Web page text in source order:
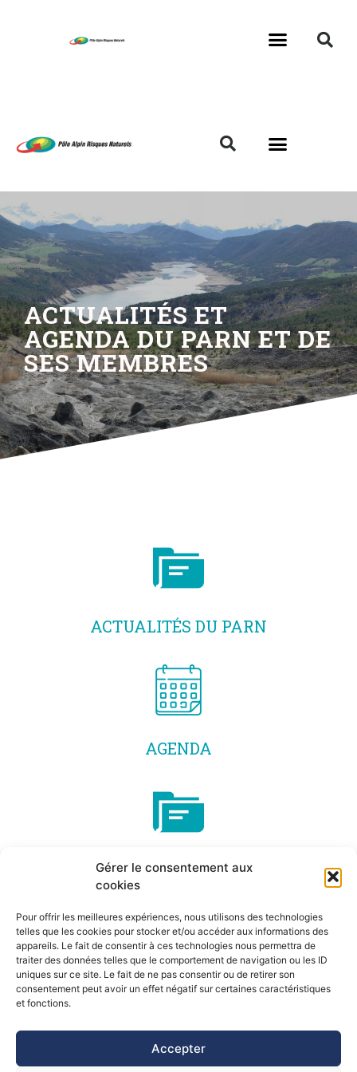
Gérer le consentement aux
cookies
Pour offrir les meilleures expériences, nous utilisons des technologies
telles que les cookies pour stocker et/ou accéder aux informations des
appareils. Le fait de consentir à ces technologies nous permettra de
traiter des données telles que le comportement de navigation ou les ID
uniques sur ce site. Le fait de ne pas consentir ou de retirer son
consentement peut avoir un effet négatif sur certaines caractéristiques
et fonctions.
Accepter
ACTUALITÉS ET
AGENDA DU PARN ET DE
SES MEMBRES
ACTUALITÉS DU PARN
AGENDA
LETTRE DU PARN
©Pôle Alpin d’études et de recherche pour la prévention des